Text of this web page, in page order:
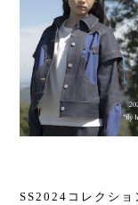
SS2024コレクショ